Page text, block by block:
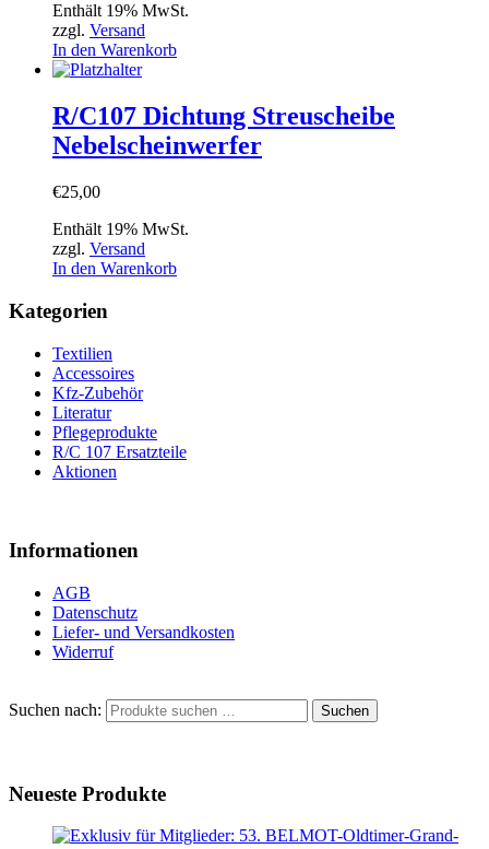
Enthält 19% MwSt.
zzgl. Versand
In den Warenkorb
R/C107 Dichtung Streuscheibe
Nebelscheinwerfer
€25,00
Enthält 19% MwSt.
zzgl. Versand
In den Warenkorb
Kategorien
Textilien
Accessoires
Kfz-Zubehör
Literatur
Pflegeprodukte
R/C 107 Ersatzteile
Aktionen
Informationen
AGB
Datenschutz
Liefer- und Versandkosten
Widerruf
Suchen nach: Suchen
Neueste Produkte